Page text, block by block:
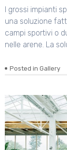
I grossi impianti
una soluzione
campi sportivi o
nelle arene. La
Posted in Gallery